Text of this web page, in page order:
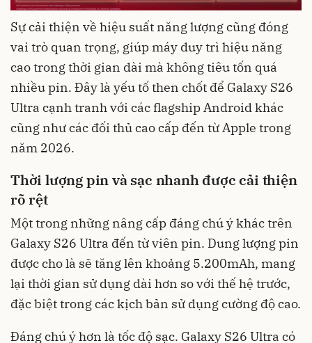
Sự cải thiện về hiệu suất năng lượng cũng đóng
vai trò quan trọng, giúp máy duy trì hiệu năng
cao trong thời gian dài mà không tiêu tốn quá
nhiều pin. Đây là yếu tố then chốt để Galaxy S26
Ultra cạnh tranh với các flagship Android khác
cũng như các đối thủ cao cấp đến từ Apple trong
năm 2026.
Thời lượng pin và sạc nhanh được cải thiện
rõ rệt
Một trong những nâng cấp đáng chú ý khác trên
Galaxy S26 Ultra đến từ viên pin. Dung lượng pin
được cho là sẽ tăng lên khoảng 5.200mAh, mang
lại thời gian sử dụng dài hơn so với thế hệ trước,
đặc biệt trong các kịch bản sử dụng cường độ cao.
Đáng chú ý hơn là tốc độ sạc. Galaxy S26 Ultra có